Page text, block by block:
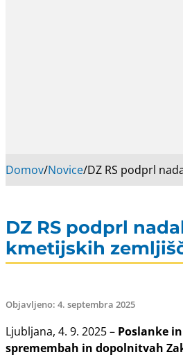
Domov/Novice/DZ RS podprl
DZ RS podprl
kmetijskih
Objavljeno: 4. septembra 2025
Ljubljana, 4. 9. 2025 – Poslanke
spremembah in dopolnitvah